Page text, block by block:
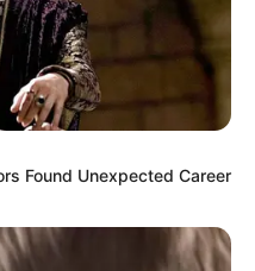
Found Unexpected Career